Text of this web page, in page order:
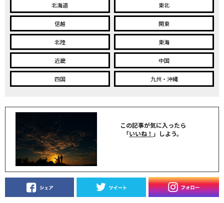
北海道 東北
信越 関東
北陸 東海
近畿 中国
四国 九州・沖縄
この記事が気に入ったら
「いいね！ 」しよう。